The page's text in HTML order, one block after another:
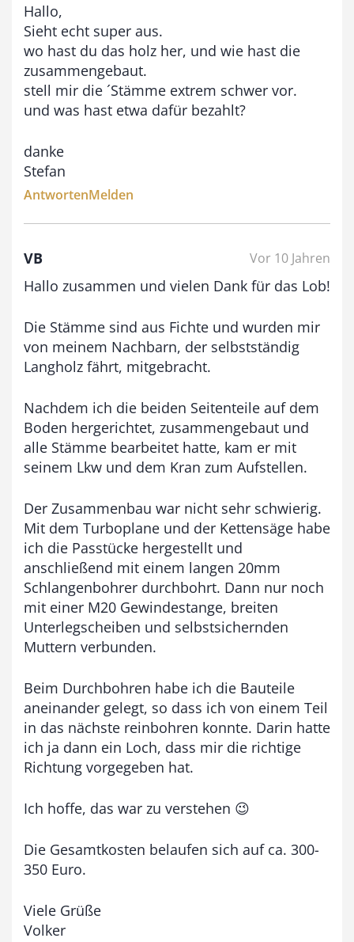
0
Hallo,
Sieht echt super aus.
wo hast du das holz her, und wie hast die
zusammengebaut.
stell mir die ´Stämme extrem schwer vor.
und was hast etwa dafür bezahlt?
danke
Stefan
AntwortenMelden
VB Vor 10 Jahren
Hallo zusammen und vielen Dank für das Lob!
Die Stämme sind aus Fichte und wurden mir
von meinem Nachbarn, der selbstständig
Langholz fährt, mitgebracht.
Nachdem ich die beiden Seitenteile auf dem
Boden hergerichtet, zusammengebaut und
alle Stämme bearbeitet hatte, kam er mit
seinem Lkw und dem Kran zum Aufstellen.
Der Zusammenbau war nicht sehr schwierig.
Mit dem Turboplane und der Kettensäge habe
ich die Passtücke hergestellt und
anschließend mit einem langen 20mm
Schlangenbohrer durchbohrt. Dann nur noch
mit einer M20 Gewindestange, breiten
Unterlegscheiben und selbstsichernden
Muttern verbunden.
Beim Durchbohren habe ich die Bauteile
aneinander gelegt, so dass ich von einem Teil
in das nächste reinbohren konnte. Darin hatte
ich ja dann ein Loch, dass mir die richtige
Richtung vorgegeben hat.
Ich hoffe, das war zu verstehen 😉
Die Gesamtkosten belaufen sich auf ca. 300-
350 Euro.
Viele Grüße
Volker